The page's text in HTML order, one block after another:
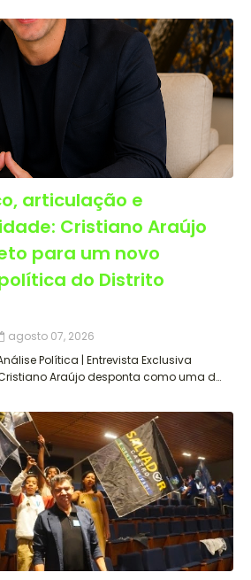
articulação e
Cristiano Araújo
para um novo
do Distrito
agosto 07, 2026
Política | Entrevista Exclusiva
Cristiano Araújo desponta como uma d…